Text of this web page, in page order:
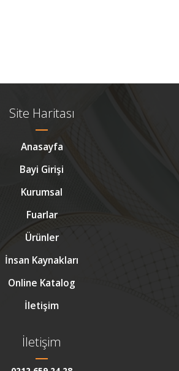
Site Haritası
Anasayfa
Bayi Girişi
Kurumsal
Fuarlar
Ürünler
İnsan Kaynakları
Online Katalog
İletişim
İletişim